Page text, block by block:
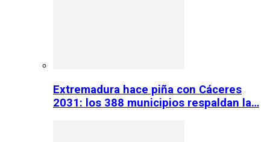
Extremadura hace piña con Cáceres
2031: los 388 municipios respaldan la…